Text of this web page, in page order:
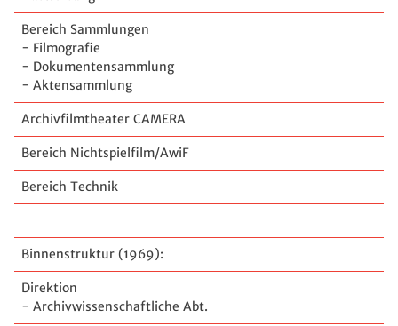
Bereich Sammlungen
- Filmografie
- Dokumentensammlung
- Aktensammlung
Archivfilmtheater CAMERA
Bereich Nichtspielfilm/AwiF
Bereich Technik
Binnenstruktur (1969):
Direktion
- Archivwissenschaftliche Abt.